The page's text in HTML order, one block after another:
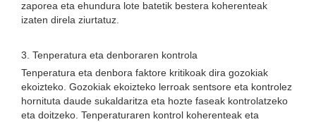
zaporea eta ehundura lote batetik bestera koherenteak
izaten direla ziurtatuz.
3. Tenperatura eta denboraren kontrola
Tenperatura eta denbora faktore kritikoak dira gozokiak
ekoizteko. Gozokiak ekoizteko lerroak sentsore eta kontrolez
hornituta daude sukaldaritza eta hozte faseak kontrolatzeko
eta doitzeko. Tenperaturaren kontrol koherenteak eta